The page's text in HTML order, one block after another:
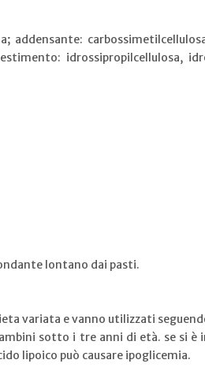
addensante:
idrossipropilcellulosa,
lontano dai pasti.
variata e vanno utilizzati
sotto i tre anni di età. se si
lipoico può causare ipoglicemia.